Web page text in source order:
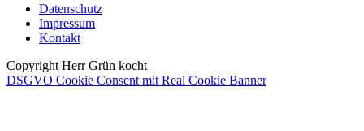
Datenschutz
Impressum
Kontakt
Copyright Herr Grün kocht
DSGVO Cookie Consent mit Real Cookie Banner